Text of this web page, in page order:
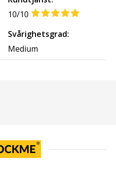
10/10
Svårighetsgrad:
Medium